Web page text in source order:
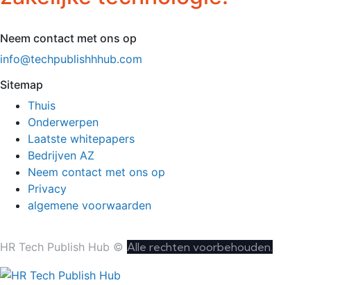
Neem contact met ons op
info@techpublishhhub.com
Sitemap
Thuis
Onderwerpen
Laatste whitepapers
Bedrijven AZ
Neem contact met ons op
Privacy
algemene voorwaarden
HR Tech Publish Hub © Alle rechten voorbehouden.